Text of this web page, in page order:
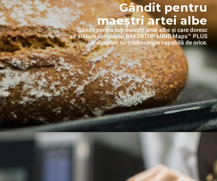
Gândit pentru
maeștri artei albe
Gândit pentru toți maeștri artei albe și care doresc
să alăture cuptorului BAKERTOP MIND.Maps™ PLUS
un dospitor cu o tehnologie capabilă de orice.